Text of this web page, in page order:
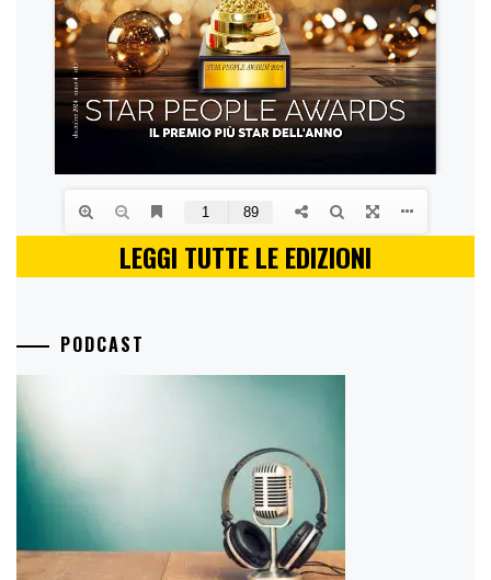
LEGGI TUTTE LE EDIZIONI
PODCAST